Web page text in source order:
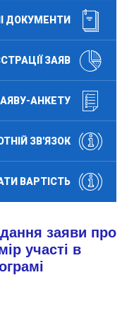
ДОКУМЕНТИ
ЗАЯВ
АНКЕТУ
ЗВ'ЯЗОК
ВАРТІСТЬ
заяви про
участі в